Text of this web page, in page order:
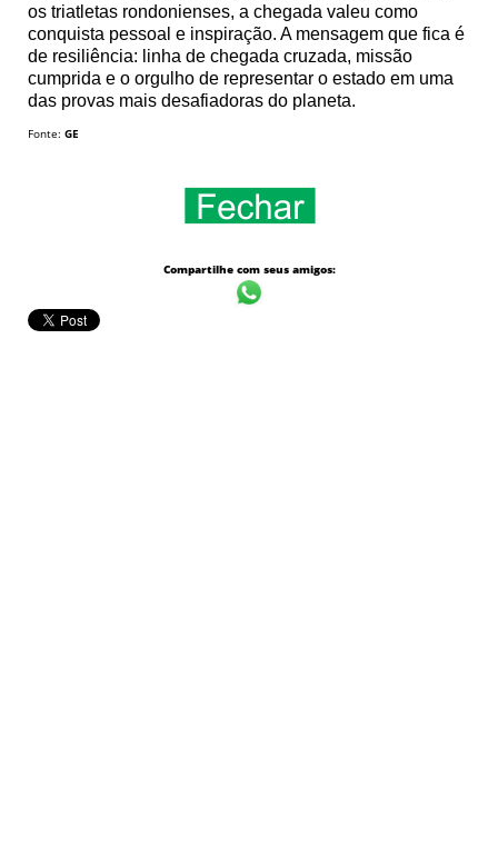
os triatletas rondonienses, a chegada valeu como
conquista pessoal e inspiração. A mensagem que fica é
de resiliência: linha de chegada cruzada, missão
cumprida e o orgulho de representar o estado em uma
das provas mais desafiadoras do planeta.
Fonte: GE
Compartilhe com seus amigos: